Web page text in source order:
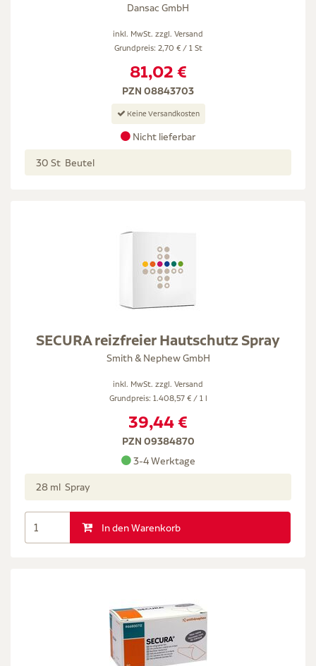
Dansac GmbH
inkl. MwSt. zzgl. Versand
Grundpreis: 2,70 € / 1 St
81,02 €
PZN 08843703
Keine Versandkosten
Nicht lieferbar
30 St Beutel
SECURA reizfreier Hautschutz Spray
Smith & Nephew GmbH
inkl. MwSt. zzgl. Versand
Grundpreis: 1.408,57 € / 1 l
39,44 €
PZN 09384870
3-4 Werktage
28 ml Spray
In den Warenkorb